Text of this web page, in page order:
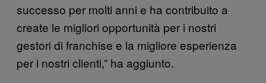
successo per molti anni e ha contribuito a
create le migliori opportunità per i nostri
gestori di franchise e la migliore esperienza
per i nostri clienti,” ha aggiunto.